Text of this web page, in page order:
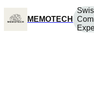
MEMOTECH